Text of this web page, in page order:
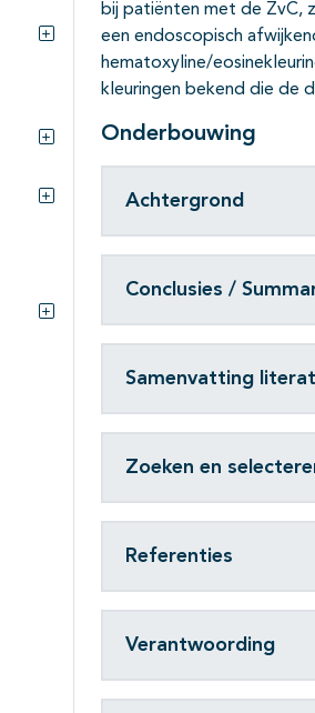
Subpagina's open- en
Subpagina's open- en
Subpagina's open- en
bij patiënten met de ZvC,
een endoscopisch
hematoxyline/
kleuringen bekend die de
Onderbouwing
Achtergrond
Conclusies /
Samenvatting
Zoeken en
Referenties
Verantwoording